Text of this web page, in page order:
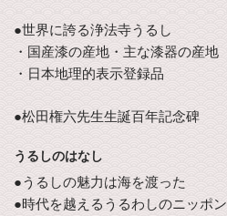
●世界に誇る浄法寺うるし
・国産漆の産地・主な漆器の産地
・日本地理的表示登録品
●松田権六先生生誕百年記念碑
うるしのはなし
●うるしの魅力は海を渡った
●時代を越えるうるわしのニッポン